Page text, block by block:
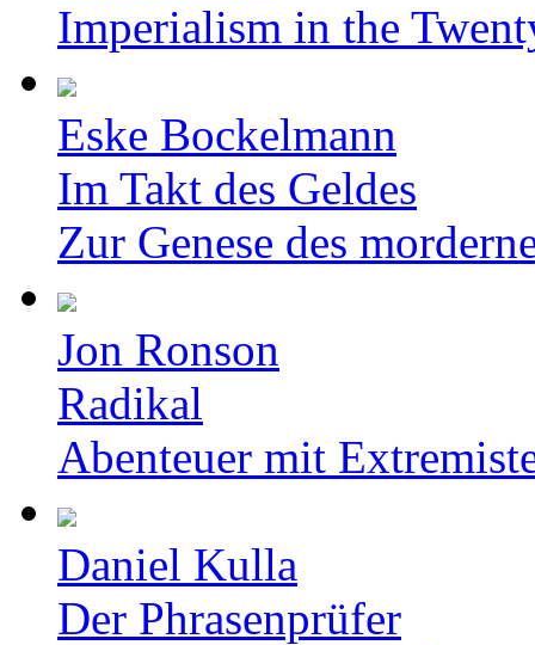
Imperialism in the
Eske Bockelmann
Im Takt des Geldes
Zur Genese des
Jon Ronson
Radikal
Abenteuer mit
Daniel Kulla
Der Phrasenprüfer